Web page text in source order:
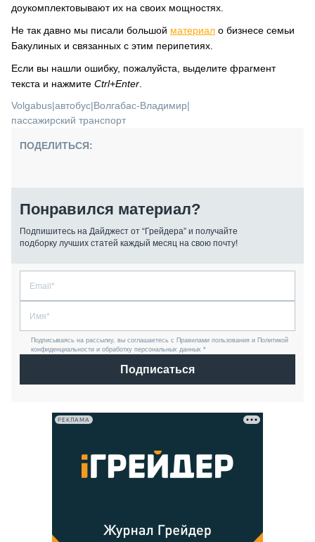
доукомплектовывают их на своих мощностях.
Не так давно мы писали большой материал о бизнесе семьи
Бакулиных и связанных с этим перипетиях.
Если вы нашли ошибку, пожалуйста, выделите фрагмент
текста и нажмите Ctrl+Enter
Volgabus|автобус|Волгабас-Владимир|
пассажирский транспорт
ПОДЕЛИТЬСЯ:
Понравился материал?
Подпишитесь на Дайджест от “Грейдера” и получайте
подборку лучших статей каждый месяц на свою почту!
Подписываясь на рассылку, вы соглашаетесь с Правилами пользования и Политикой
конфиденциальности и обработку персональных данных *
Подписаться
РЕКЛАМА